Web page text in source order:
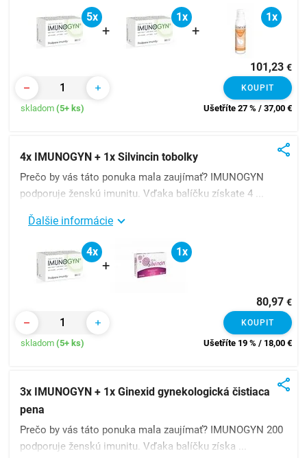
5x
+
1x
+
1x
101,23 €
KOUPIT
skladom (5+ ks) Ušetříte 27 % / 37,00 €
4x IMUNOGYN + 1x Silvincin tobolky
Prečo by vás táto ponuka mala zaujímať? IMUNOGYN
podporuje ženskú imunitu. Vďaka balíčku získate 4 ...
Ďalšie informácie
4x
+
1x
80,97 €
KOUPIT
skladom (5+ ks) Ušetříte 19 % / 18,00 €
3x IMUNOGYN + 1x Ginexid gynekologická čistiaca
pena
Prečo by vás táto ponuka mala zaujímať? IMUNOGYN 200
podporuje ženskú imunitu. Vďaka balíčku získa ...